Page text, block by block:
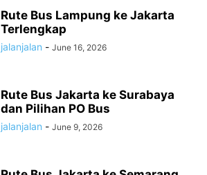
Rute Bus Lampung ke Jakarta
Terlengkap
jalanjalan - June 16, 2026
Rute Bus Jakarta ke Surabaya
dan Pilihan PO Bus
jalanjalan - June 9, 2026